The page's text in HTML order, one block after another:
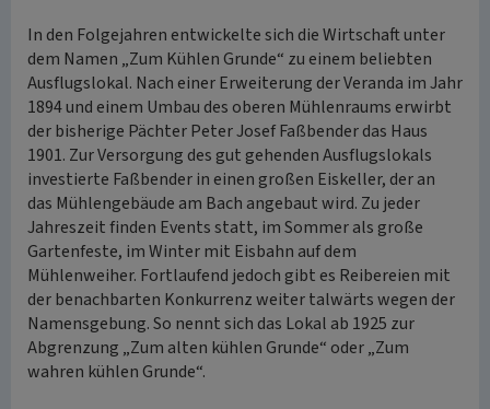
In den Folgejahren entwickelte sich die Wirtschaft unter
dem Namen „Zum Kühlen Grunde“ zu einem beliebten
Ausflugslokal. Nach einer Erweiterung der Veranda im Jahr
1894 und einem Umbau des oberen Mühlenraums erwirbt
der bisherige Pächter Peter Josef Faßbender das Haus
1901. Zur Versorgung des gut gehenden Ausflugslokals
investierte Faßbender in einen großen Eiskeller, der an
das Mühlengebäude am Bach angebaut wird. Zu jeder
Jahreszeit finden Events statt, im Sommer als große
Gartenfeste, im Winter mit Eisbahn auf dem
Mühlenweiher. Fortlaufend jedoch gibt es Reibereien mit
der benachbarten Konkurrenz weiter talwärts wegen der
Namensgebung. So nennt sich das Lokal ab 1925 zur
Abgrenzung „Zum alten kühlen Grunde“ oder „Zum
wahren kühlen Grunde“.